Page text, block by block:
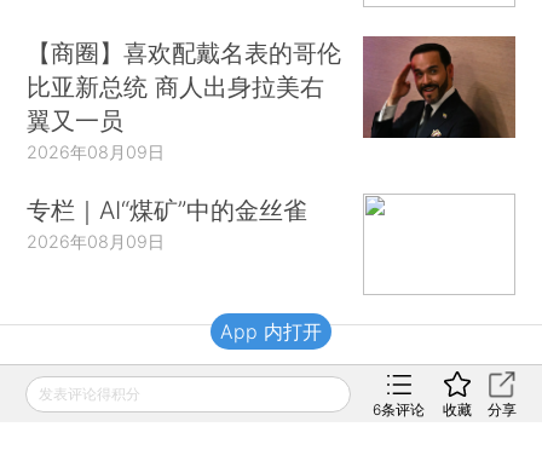
【商圈】喜欢配戴名表的哥伦
比亚新总统 商人出身拉美右
翼又一员
2026年08月09日
专栏｜AI“煤矿”中的金丝雀
2026年08月09日
财新移动
发表评论得积分
6条评论 收藏 分享
App 内打开